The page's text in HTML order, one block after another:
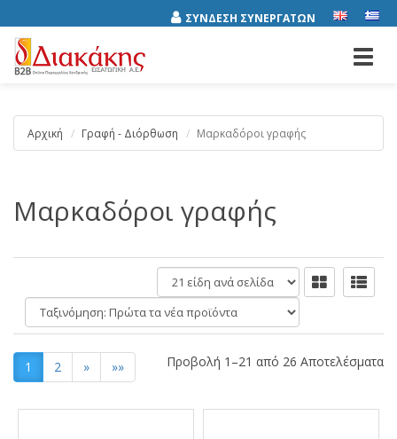
ΣΥΝΔΕΣΗ ΣΥΝΕΡΓΑΤΩΝ
Αρχική Γραφή - Διόρθωση Μαρκαδόροι γραφής
Μαρκαδόροι γραφής
είδη
ανά
σελίδα
Ταξινόμηση:
1 2 » »» Προβολή 1–21 από 26 Αποτελέσματα
Αποτελέσματα